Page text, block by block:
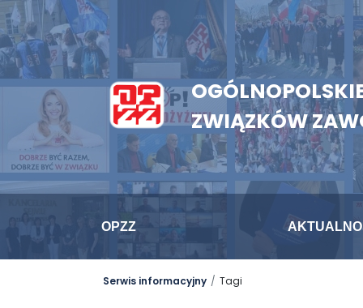
ZWIĄZKÓW
OPZZ
Serwis informacyjny Tagi